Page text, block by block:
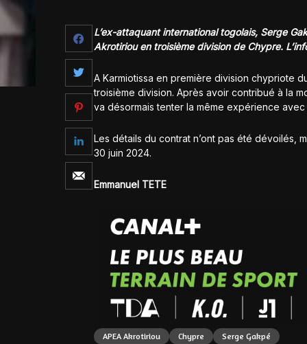
L’ex-attaquant international togolais, Serge
Akrotiriou en troisième division de Chypre.
A Karmiotissa en première division chypriote
troisième division. Après avoir contribué à la
va désormais tenter la même expérience avec
Les détails du contrat n’ont pas été dévoilés,
30 juin 2024.
Emmanuel TETE
APEA Akrotiriou Chypre Serge Gakpé